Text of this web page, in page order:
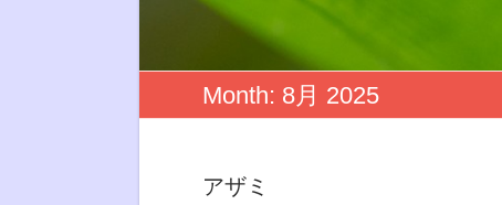
Month: 8月 2025
アザミ